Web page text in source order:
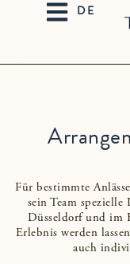
Für bestimmte
sein Team
Düsseldorf und im
Erlebnis werden
auch